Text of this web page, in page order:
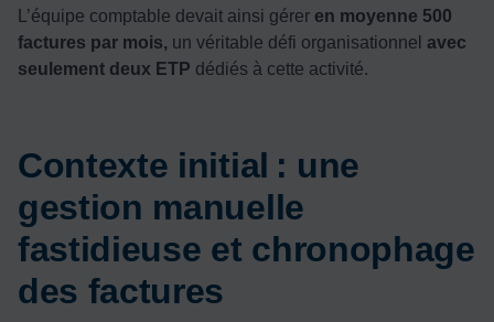
L’équipe comptable devait ainsi gérer en moyenne 500
factures par mois, un véritable défi organisationnel avec
seulement deux ETP dédiés à cette activité.
Contexte initial : une
gestion manuelle
fastidieuse et chronophage
des factures